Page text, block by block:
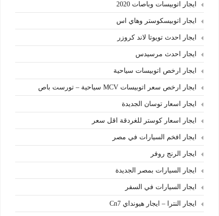
ايجار اتوبيسات وباصات 2020
ايجار اتوبيسكوستر وهاي اس
ايجار احدث تويوتا لاند كروزر
ايجار احدث مرسيدس
ايجار ارخص اتوبيسات سياحية
ايجار ارخص سعر اتوبيسات MCV سياحية – تورست باص
ايجار اسعار توسان الجديدة
ايجار اسعار كوستر للغردقة اقل سعر
ايجار افخم السيارات في مصر
ايجار الرنج روفر
ايجار السيارات بمصر الجديدة
ايجار السيارات في السفر
ايجار النترا – ايجار هيونداي Cn7